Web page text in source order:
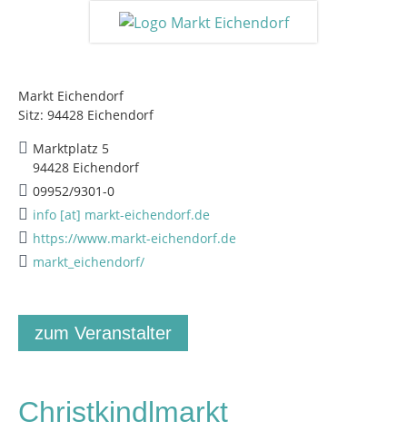
Markt Eichendorf
Sitz: 94428 Eichendorf
Marktplatz 5
94428 Eichendorf
09952/9301-0
info [at] markt-eichendorf.de
https://www.markt-eichendorf.de
markt_eichendorf/
zum Veranstalter
Christkindlmarkt